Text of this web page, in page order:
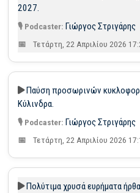
2027.
Γιώργος Στριγάρης
Τετάρτη, 22 Απριλίου 2026
Παύση προσωρινών
Κύλινδρα.
Γιώργος Στριγάρης
Τετάρτη, 22 Απριλίου 2026
Πολύτιμα χρυσά ευρήματα